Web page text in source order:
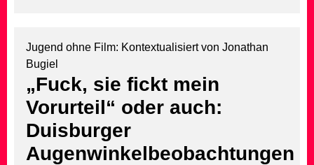
Jugend ohne Film: Kontextualisiert von Jonathan
Bugiel
„Fuck, sie fickt mein
Vorurteil“ oder auch:
Duisburger
Augenwinkelbeobachtungen